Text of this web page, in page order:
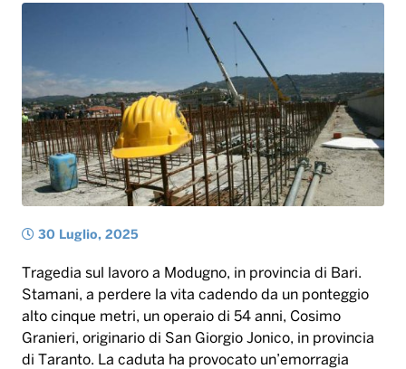
Leggerissime
Speciale Astrabilia 2026
30 Luglio, 2025
Tragedia sul lavoro a Modugno, in provincia di Bari.
Stamani, a perdere la vita cadendo da un ponteggio
alto cinque metri, un operaio di 54 anni, Cosimo
Granieri, originario di San Giorgio Jonico, in provincia
di Taranto. La caduta ha provocato un’emorragia